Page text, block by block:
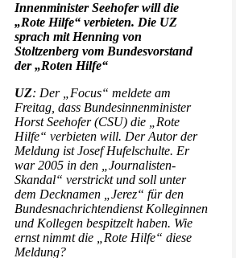
Innenminister Seehofer will die
„Rote Hilfe“ verbieten. Die UZ
sprach mit Henning von
Stoltzenberg vom Bundesvorstand
der „Roten Hilfe“
UZ: Der „Focus“ meldete am
Freitag, dass Bundesinnenminister
Horst Seehofer (CSU) die „Rote
Hilfe“ verbieten will. Der Autor der
Meldung ist Josef Hufelschulte. Er
war 2005 in den „Journalisten-
Skandal“ verstrickt und soll unter
dem Decknamen „Jerez“ für den
Bundesnachrichtendienst Kolleginnen
und Kollegen bespitzelt haben. Wie
ernst nimmt die „Rote Hilfe“ diese
Meldung?